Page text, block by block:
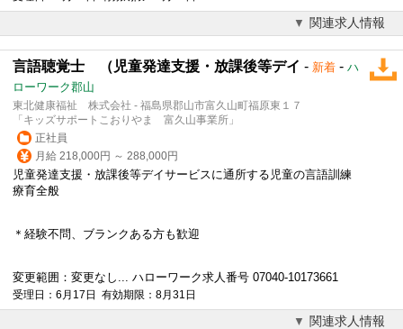
関連求人情報
言語聴覚士 （児童発達支援・放課後等デイ - 新着 - ハ
ローワーク郡山
東北健康福祉 株式会社 - 福島県郡山市富久山町福原東１７
「キッズサポートこおりやま 富久山事業所」
正社員
月給 218,000円 ～ 288,000円
児童発達支援・放課後等デイサービスに通所する児童の言語訓練
療育全般
＊経験不問、ブランクある方も歓迎
変更範囲：変更なし... ハローワーク求人番号 07040-10173661
受理日：6月17日 有効期限：8月31日
関連求人情報